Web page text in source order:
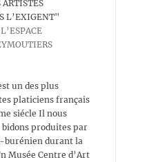
ARTISTES
L’EXIGENT"
un des plus
platiciens français
siécle Il nous
bidons produites par
burénien durant la
Musée Centre d’Art